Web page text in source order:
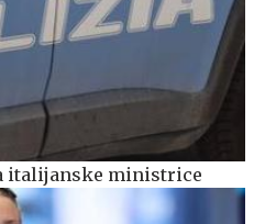
italijanske ministrice